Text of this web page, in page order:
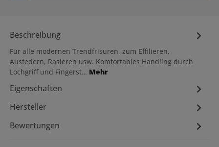
Beschreibung
Für alle modernen Trendfrisuren, zum Effilieren,
Ausfedern, Rasieren usw. Komfortables Handling durch
Lochgriff und Fingerst… Mehr
Eigenschaften
Hersteller
Bewertungen